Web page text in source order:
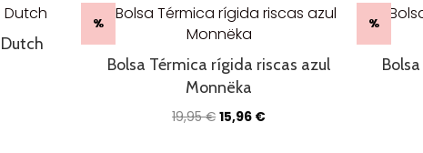
%
Bolsa Térmica rígida riscas azul
Monnëka
19,95€ O
15,96 €O
%